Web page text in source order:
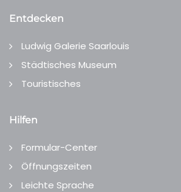
Entdecken
Ludwig Galerie Saarlouis
Städtisches Museum
Touristisches
Hilfen
Formular-Center
Öffnungszeiten
Leichte Sprache